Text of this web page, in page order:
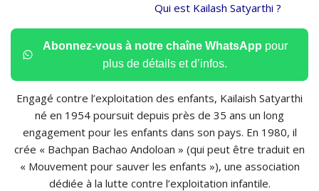
Qui est Kailash Satyarthi ?
Abonnez-vous à notre chaîne WhatsApp pour
plus de détails et d’infos.
Engagé contre l’exploitation des enfants, Kailaish Satyarthi
né en 1954 poursuit depuis près de 35 ans un long
engagement pour les enfants dans son pays. En 1980, il
crée « Bachpan Bachao Andoloan » (qui peut être traduit en
« Mouvement pour sauver les enfants »), une association
dédiée à la lutte contre l’exploitation infantile.